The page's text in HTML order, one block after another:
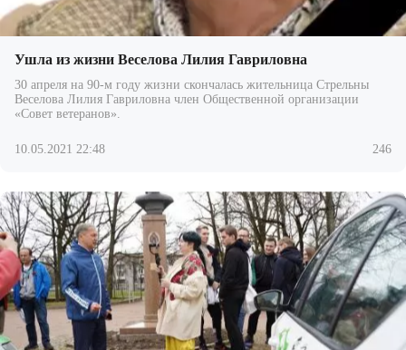
Ушла из жизни Веселова Лилия Гавриловна
30 апреля на 90-м году жизни скончалась жительница Стрельны
Веселова Лилия Гавриловна член Общественной организации
«Совет ветеранов».
10.05.2021 22:48 246